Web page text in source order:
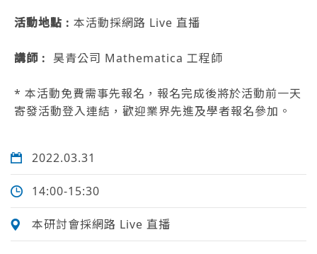
活動地點 : 本活動採網路 Live 直播
講師 : 昊青公司 Mathematica 工程師
* 本活動免費需事先報名，報名完成後將於活動前一天
寄發活動登入連結，歡迎業界先進及學者報名參加。
2022.03.31
14:00-15:30
本研討會採網路 Live 直播